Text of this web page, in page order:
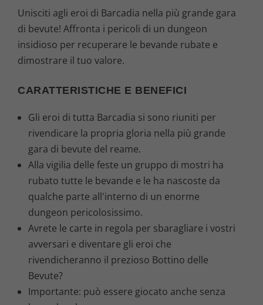
9
9
€
.
Unisciti agli eroi di Barcadia nella più grande gara
di bevute! Affronta i pericoli di un dungeon
insidioso per recuperare le bevande rubate e
dimostrare il tuo valore.
CARATTERISTICHE E BENEFICI
Gli eroi di tutta Barcadia si sono riuniti per
rivendicare la propria gloria nella più grande
gara di bevute del reame.
Alla vigilia delle feste un gruppo di mostri ha
rubato tutte le bevande e le ha nascoste da
qualche parte all'interno di un enorme
dungeon pericolosissimo.
Avrete le carte in regola per sbaragliare i vostri
avversari e diventare gli eroi che
rivendicheranno il prezioso Bottino delle
Bevute?
Importante: può essere giocato anche senza